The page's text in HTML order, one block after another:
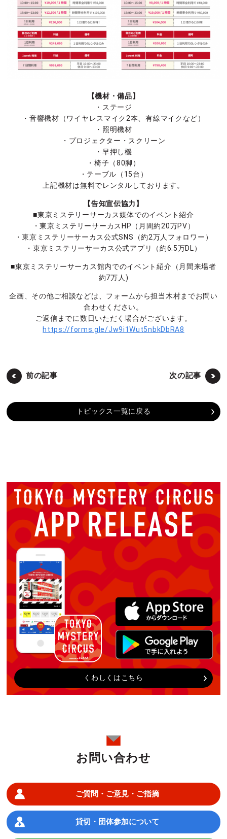
【機材・備品】
・ステージ
・音響機材（ワイヤレスマイク2本、有線マイクなど）
・照明機材
・プロジェクター・スクリーン
・早押し機
・椅子（80脚）
・テーブル（15台）
上記機材は無料でレンタルしております。
【告知宣伝協力】
■東京ミステリーサーカス媒体でのイベント紹介
・東京ミステリーサーカスHP（月間約20万PV）
・東京ミステリーサーカス公式SNS（約2万人フォロワー）
・東京ミステリーサーカス公式アプリ（約6.5万DL）
■東京ミステリーサーカス館内でのイベント紹介（月間来場者
約7万人)
企画、その他ご相談などは、フォームから担当木村までお問い
合わせください。
ご返信までに数日いただく場合がございます。
https://forms.gle/Jw9i1Wut5nbkDbRA8
前の記事 次の記事
トピックス一覧に戻る
くわしくはこちら
お問い合わせ
ご質問・ご意見・ご指摘
貸切・団体参加について